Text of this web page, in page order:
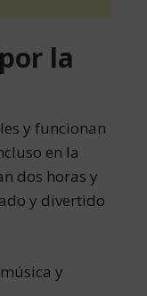
la
y funcionan
en la
dos horas y
y divertido
y